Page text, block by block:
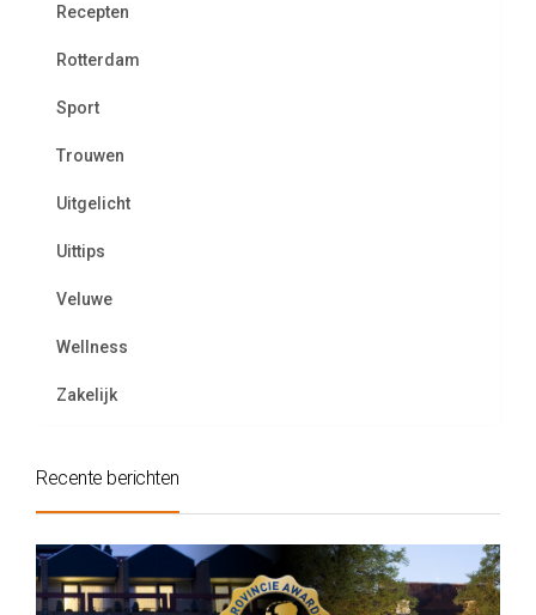
Recepten
Rotterdam
Sport
Trouwen
Uitgelicht
Uittips
Veluwe
Wellness
Zakelijk
Recente berichten